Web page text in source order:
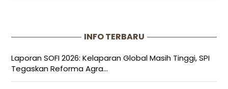
INFO TERBARU
Laporan SOFI 2026: Kelaparan Global Masih Tinggi, SPI
Tegaskan Reforma Agra...